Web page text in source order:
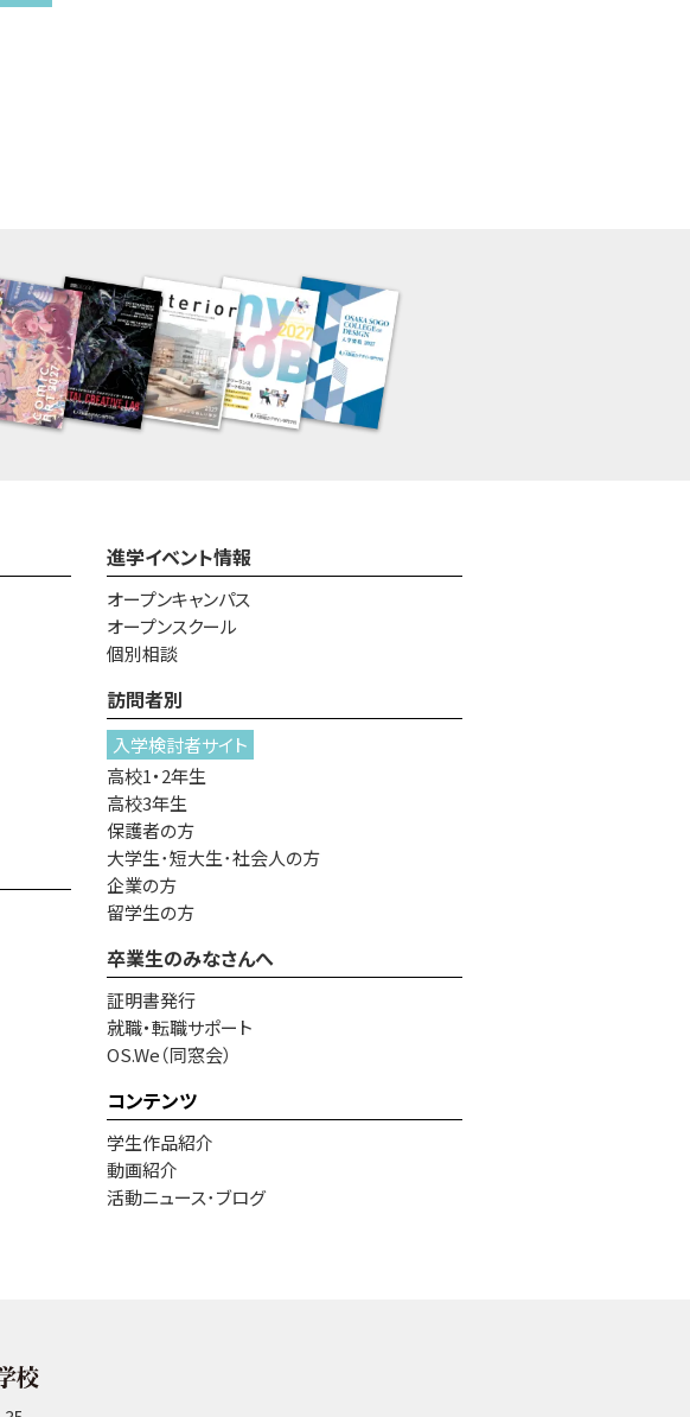
進学イベント情報
オープンキャンパス
オープンスクール
個別相談
訪問者別
入学検討者サイト
高校1・2年生
高校3年生
保護者の方
大学生･短大生･社会人の方
企業の方
留学生の方
卒業生のみなさんへ
証明書発行
就職・転職サポート
OS.We（同窓会）
コンテンツ
学生作品紹介
動画紹介
活動ニュース･ブログ